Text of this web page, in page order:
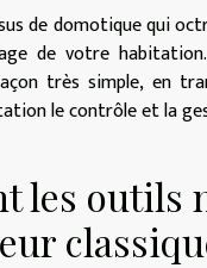
de domotique qui
de votre
très simple, en
le contrôle et la
les outils